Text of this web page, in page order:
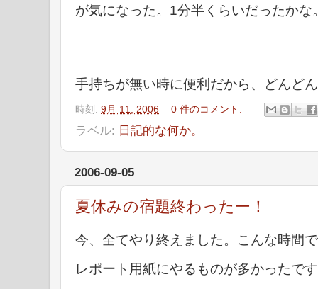
が気になった。1分半くらいだったかな
手持ちが無い時に便利だから、どんど
時刻: 9月 11, 2006 0 件のコメント:
ラベル: 日記的な何か。
2006-09-05
夏休みの宿題終わったー！
今、全てやり終えました。こんな時間
レポート用紙にやるものが多かったで